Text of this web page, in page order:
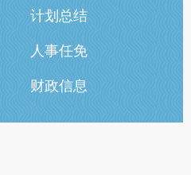
计划总结
人事任免
财政信息